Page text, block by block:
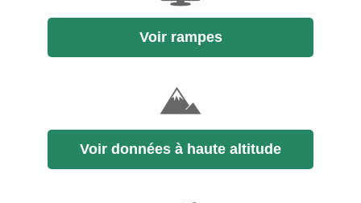
Voir rampes
Voir données à haute altitude